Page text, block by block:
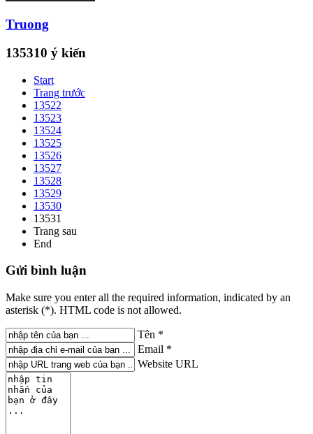
Truong
135310 ý kiến
Start
Trang trước
13522
13523
13524
13525
13526
13527
13528
13529
13530
13531
Trang sau
End
Gửi bình luận
Make sure you enter all the required information, indicated by an
asterisk (*). HTML code is not allowed.
Tên *
Email *
Website URL